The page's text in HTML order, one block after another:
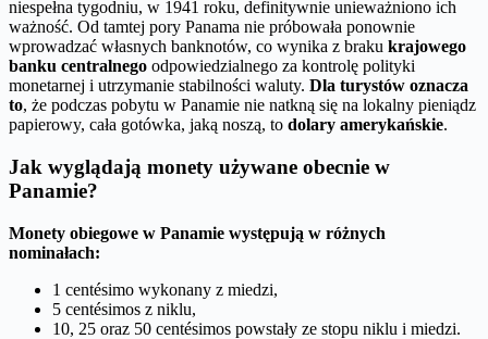
niespełna tygodniu, w 1941 roku, definitywnie unieważniono ich
ważność. Od tamtej pory Panama nie próbowała ponownie
wprowadzać własnych banknotów, co wynika z braku krajowego
banku centralnego odpowiedzialnego za kontrolę polityki
monetarnej i utrzymanie stabilności waluty. Dla turystów oznacza
to, że podczas pobytu w Panamie nie natkną się na lokalny pieniądz
papierowy, cała gotówka, jaką noszą, to dolary amerykańskie.
Jak wyglądają monety używane obecnie w
Panamie?
Monety obiegowe w Panamie występują w różnych
nominałach:
1 centésimo wykonany z miedzi,
5 centésimos z niklu,
10, 25 oraz 50 centésimos powstały ze stopu niklu i miedzi.